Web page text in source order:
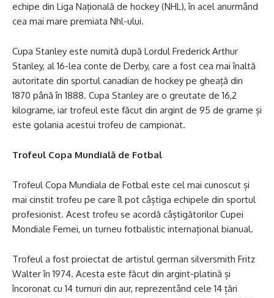
echipe din Liga Națională de hockey (NHL), în acel anurmând
cea mai mare premiata Nhl-ului.
Cupa Stanley este numită după Lordul Frederick Arthur
Stanley, al 16-lea conte de Derby, care a fost cea mai înaltă
autoritate din sportul canadian de hockey pe gheață din
1870 până în 1888. Cupa Stanley are o greutate de 16,2
kilograme, iar trofeul este făcut din argint de 95 de grame și
este golania acestui trofeu de campionat.
Trofeul Copa Mundială de Fotbal
Trofeul Copa Mundiala de Fotbal este cel mai cunoscut și
mai cinstit trofeu pe care îl pot câștiga echipele din sportul
profesionist. Acest trofeu se acordă câștigătorilor Cupei
Mondiale Femei, un turneu fotbalistic internațional bianual.
Trofeul a fost proiectat de artistul german silversmith Fritz
Walter în 1974. Acesta este făcut din argint-platină și
încoronat cu 14 turnuri din aur, reprezentând cele 14 țări